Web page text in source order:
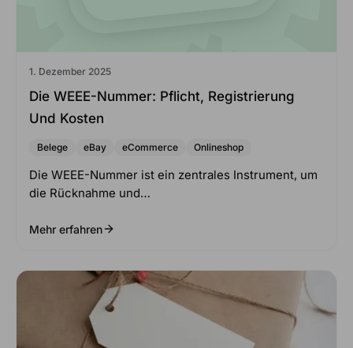
1. Dezember 2025
Die WEEE-Nummer: Pflicht, Registrierung
Und Kosten
Belege eBay eCommerce Onlineshop
Die WEEE-Nummer ist ein zentrales Instrument, um
die Rücknahme und…
Mehr erfahren